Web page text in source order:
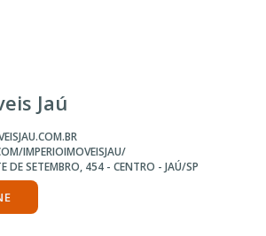
Jaú
IMPERIOIMOVEISJAU/
DE SETEMBRO, 454 - CENTRO - JAÚ/SP